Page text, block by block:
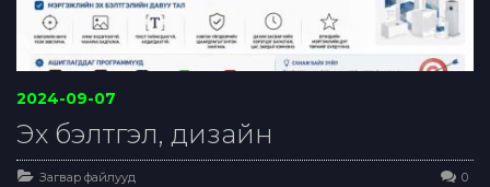
2024-09-07
Эх бэлтгэл, дизайн
Загвар файлууд 0